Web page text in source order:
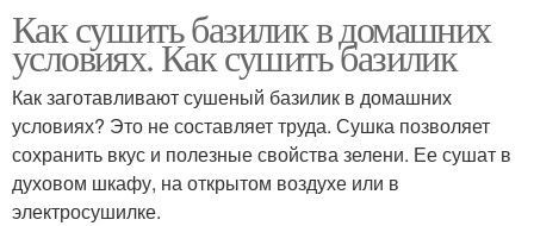
Как сушить базилик в домашних
условиях. Как сушить базилик
Как заготавливают сушеный базилик в домашних
условиях? Это не составляет труда. Сушка позволяет
сохранить вкус и полезные свойства зелени. Ее сушат в
духовом шкафу, на открытом воздухе или в
электросушилке.